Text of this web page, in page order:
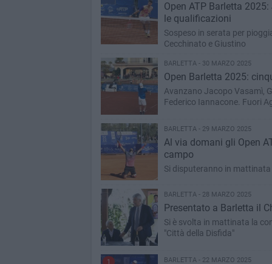
Open ATP Barletta
le qualificazioni
Sospeso in serata per
Cecchinato e Giustino
BARLETTA - 30 MARZO 2025
Open Barletta 2025:
Avanzano Jacopo Vasamì,
Federico Iannacone. Fuori
BARLETTA - 29 MARZO 2025
Al via domani gli Open
campo
Si disputeranno in
BARLETTA - 28 MARZO 2025
Presentato a Barletta il
Si è svolta in mattinata la
"Città della Disfida"
1 BARLETTA - 22 MARZO 2025